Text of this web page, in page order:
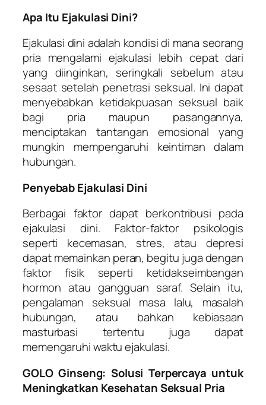
Apa Itu Ejakulasi Dini?
Ejakulasi dini adalah kondisi di mana seorang
pria mengalami ejakulasi lebih cepat dari
yang diinginkan, seringkali sebelum atau
sesaat setelah penetrasi seksual. Ini dapat
menyebabkan ketidakpuasan seksual baik
bagi pria maupun pasangannya,
menciptakan tantangan emosional yang
mungkin mempengaruhi keintiman dalam
hubungan.
Penyebab Ejakulasi Dini
Berbagai faktor dapat berkontribusi pada
ejakulasi dini. Faktor-faktor psikologis
seperti kecemasan, stres, atau depresi
dapat memainkan peran, begitu juga dengan
faktor fisik seperti ketidakseimbangan
hormon atau gangguan saraf. Selain itu,
pengalaman seksual masa lalu, masalah
hubungan, atau bahkan kebiasaan
masturbasi tertentu juga dapat
memengaruhi waktu ejakulasi.
GOLO Ginseng: Solusi Terpercaya untuk
Meningkatkan Kesehatan Seksual Pria